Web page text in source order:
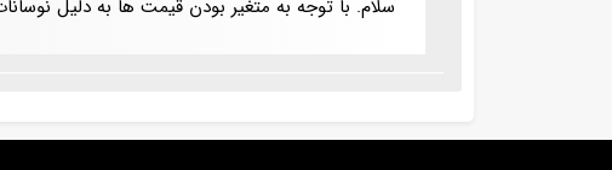
سلام. با توجه به متغیر بودن قیمت ها به دلیل